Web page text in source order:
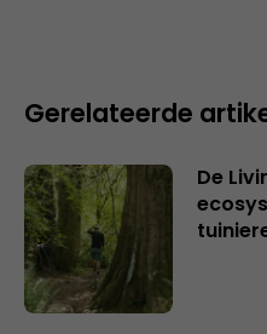
Gerelateerde
De